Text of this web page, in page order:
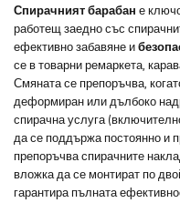
Спирачният барабан е
работещ заедно със
ефективно забавяне и
се в товарни ремаркета,
Смяната се препоръчва,
деформиран или дълбоко
спирачна услуга
да се поддържа постоянно и
препоръчва спирачните
вложка да се монтират по
гарантира пълната